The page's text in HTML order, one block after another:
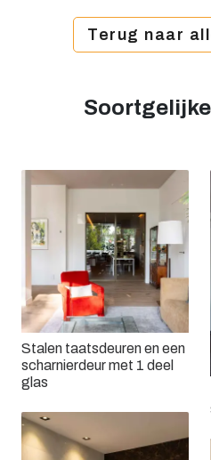
Terug naar
Stalen taatsdeuren en een
scharnierdeur met 1 deel
glas